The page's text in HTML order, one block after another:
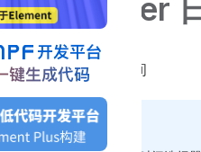
择器里选择日期和时间